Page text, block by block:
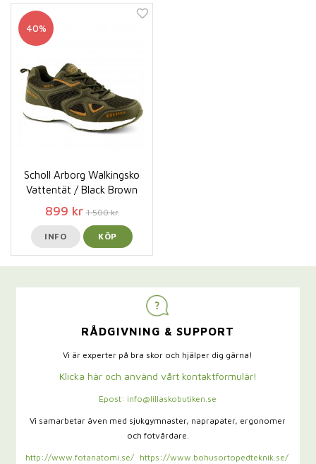
40%
Scholl Arborg Walkingsko
Vattentät / Black Brown
899 kr 1 500 kr
INFO KÖP
RÅDGIVNING & SUPPORT
Vi är experter på bra skor och hjälper dig gärna!
Klicka här och använd vårt kontaktformulär!
Epost: info@lillaskobutiken.se
Vi samarbetar även med sjukgymnaster, naprapater, ergonomer
och fotvårdare.
http://www.fotanatomi.se/
https://www.bohusortopedteknik.se/